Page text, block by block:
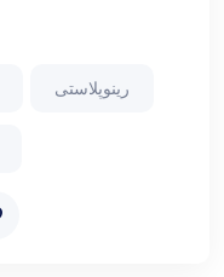
رینوپلاستی